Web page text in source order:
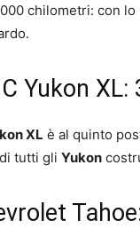
chilometri: con lo
Yukon
XL è al quinto
tutti gli Yukon